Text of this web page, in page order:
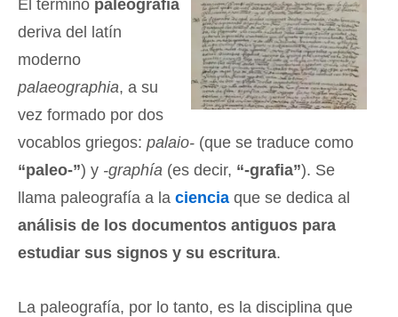
El término paleografía
deriva del latín
moderno
palaeographia, a su
vez formado por dos
vocablos griegos: palaio- (que se traduce como
“paleo-”) y -graphía (es decir, “-grafia”). Se
llama paleografía a la ciencia que se dedica al
análisis de los documentos antiguos para
estudiar sus signos y su escritura.
La paleografía, por lo tanto, es la disciplina que